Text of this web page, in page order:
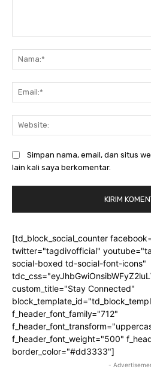
Simpan nama, email, dan situs
lain kali saya berkomentar.
[td_block_social_counter
twitter="tagdivofficial"
social-boxed td-social-font-icons"
custom_title="Stay Connected"
f_header_font_family="712"
f_header_font_weight="500"
border_color="#dd3333"]
-